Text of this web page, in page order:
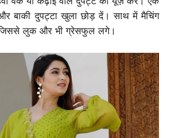
बाकी दुपट्टा खुला छोड़ दें। साथ में मैचिंग
लुक और भी ग्रेसफुल लगे।